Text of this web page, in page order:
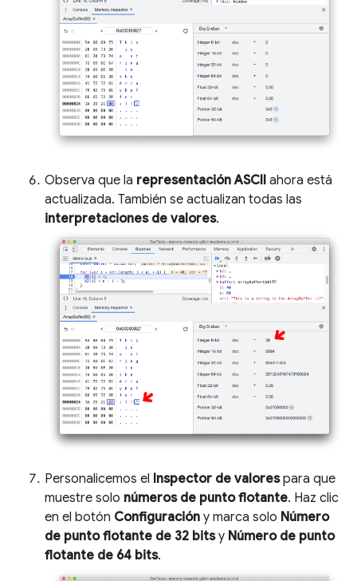
Observa que la representación ASCII ahora está
actualizada. También se actualizan todas las
interpretaciones de valores.
Personalicemos el Inspector de valorespara que
muestre solo números de punto flotante. Haz clic
en el botón Configuración y marca solo Número
de punto flotante de 32 bitsy Número de punto
flotante de 64 bits.